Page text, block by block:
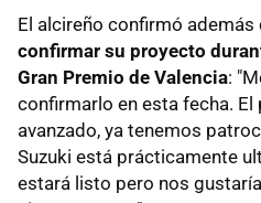
El alcireño confirmó además
confirmar su proyecto
Gran Premio de Valencia:
confirmarlo en esta fecha.
avanzado, ya tenemos
Suzuki está prácticamente
estará listo pero nos